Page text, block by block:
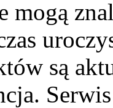
mogą
są